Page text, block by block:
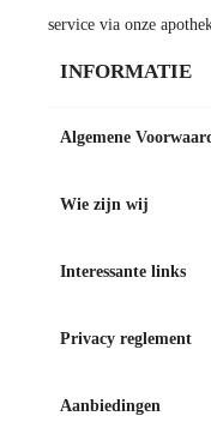
service via onze
INFORMATIE
Algemene
Wie zijn wij
Interessante links
Privacy reglement
Aanbiedingen